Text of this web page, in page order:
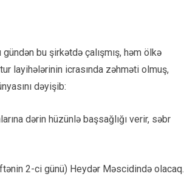
bu şirkətdə çalışmış, həm ölkə
layihələrinin icrasında zəhməti olmuş,
dəyişib:
dərin hüzünlə başsağlığı verir, səbr
2-ci günü) Heydər Məscidində olacaq.